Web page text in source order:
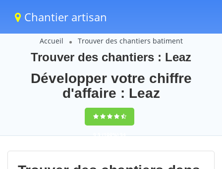
Chantier artisan
Accueil Trouver des chantiers batiment
Trouver des chantiers : Leaz
Développer votre chiffre
d'affaire : Leaz
9,5(100%)54
votes